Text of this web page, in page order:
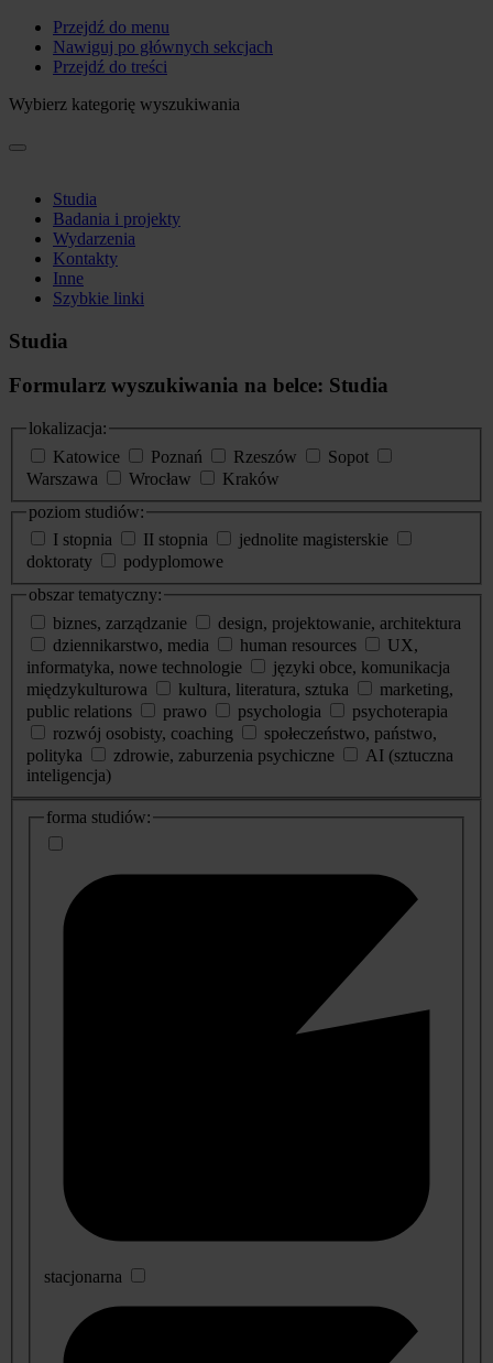
Przejdź do menu
Nawiguj po głównych sekcjach
Przejdź do treści
Wybierz kategorię wyszukiwania
Studia
Badania i projekty
Wydarzenia
Kontakty
Inne
Szybkie linki
Studia
Formularz wyszukiwania na belce: Studia
lokalizacja:
Katowice
Poznań Rzeszów
Sopot
Warszawa
Wrocław
Kraków
poziom studiów:
I stopnia
II stopnia
jednolite magisterskie
doktoraty
podyplomowe
obszar tematyczny:
biznes, zarządzanie
design, projektowanie, architektura
dziennikarstwo, media
human resources
UX,
informatyka, nowe technologie
języki obce, komunikacja
międzykulturowa
kultura, literatura, sztuka
marketing,
public relations
prawo psychologia
psychoterapia
rozwój osobisty, coaching
społeczeństwo, państwo,
polityka
zdrowie, zaburzenia psychiczne
AI (sztuczna
inteligencja)
dodatkowe
informacje
forma studiów:
stacjonarna